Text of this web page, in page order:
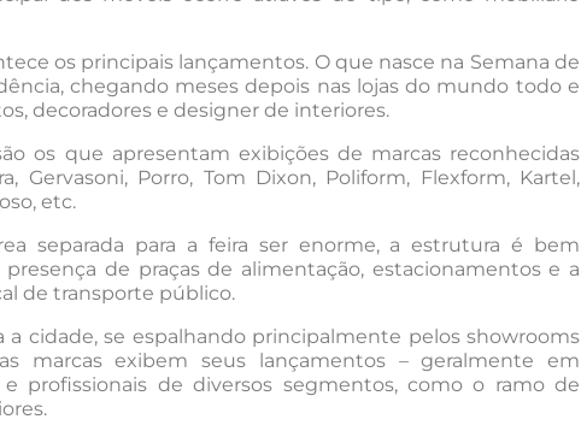
os principais lançamentos. O que nasce na Semana de
chegando meses depois nas lojas do mundo todo e
decoradores e designer de interiores.
os que apresentam exibições de marcas reconhecidas
Gervasoni, Porro, Tom Dixon, Poliform, Flexform, Kartel,
etc.
separada para a feira ser enorme, a estrutura é bem
de praças de alimentação, estacionamentos e a
de transporte público.
a cidade, se espalhando principalmente pelos showrooms
marcas exibem seus lançamentos – geralmente em
profissionais de diversos segmentos, como o ramo de